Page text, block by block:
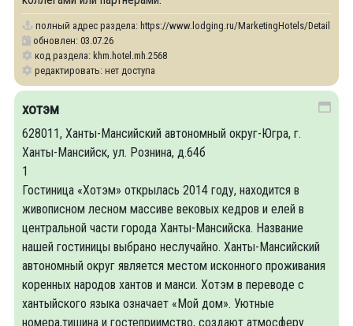
полный адрес раздела: https://www.lodging.ru/MarketingHotels/Details/
обновлен: 03.07.26
код раздела: khm.hotel.mh.2568
редактировать: нет доступа
хотэм
628011, Ханты-Мансийский автономный округ-Югра, г.
Ханты-Мансийск, ул. Рознина, д.64б
1
Гостиница «Хотэм» открылась 2014 году, находится в
живописном лесном массиве вековых кедров и елей в
центральной части города Ханты-Мансийска. Название
нашей гостиницы выбрано неслучайно. Ханты-Мансийский
автономный округ является местом исконного проживания
коренных народов хантов и манси. Хотэм в переводе с
хантыйского языка означает «Мой дом». Уютные
номера,тишина и гостеприимство, создают атмосферу